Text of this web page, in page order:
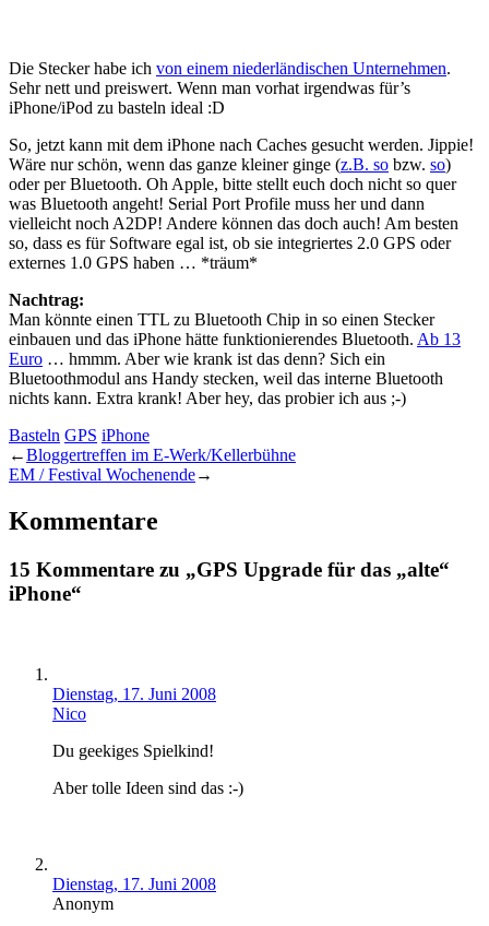
Die Stecker habe ich von einem niederländischen Unternehmen.
Sehr nett und preiswert. Wenn man vorhat irgendwas für’s
iPhone/iPod zu basteln ideal :D
So, jetzt kann mit dem iPhone nach Caches gesucht werden. Jippie!
Wäre nur schön, wenn das ganze kleiner ginge (z.B. so bzw. so)
oder per Bluetooth. Oh Apple, bitte stellt euch doch nicht so quer
was Bluetooth angeht! Serial Port Profile muss her und dann
vielleicht noch A2DP! Andere können das doch auch! Am besten
so, dass es für Software egal ist, ob sie integriertes 2.0 GPS oder
externes 1.0 GPS haben … *träum*
Nachtrag:
Man könnte einen TTL zu Bluetooth Chip in so einen Stecker
einbauen und das iPhone hätte funktionierendes Bluetooth. Ab 13
Euro … hmmm. Aber wie krank ist das denn? Sich ein
Bluetoothmodul ans Handy stecken, weil das interne Bluetooth
nichts kann. Extra krank! Aber hey, das probier ich aus ;-)
Basteln GPS iPhone
←Bloggertreffen im E-Werk/Kellerbühne
EM / Festival Wochenende→
Kommentare
15 Kommentare zu „GPS Upgrade für das „alte“
iPhone“
Dienstag, 17. Juni 2008
Nico
Du geekiges Spielkind!
Aber tolle Ideen sind das :-)
Dienstag, 17. Juni 2008
Anonym